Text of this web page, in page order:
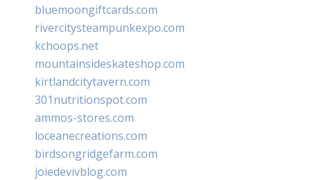
bluemoongiftcards.com
rivercitysteampunkexpo.com
kchoops.net
mountainsideskateshop.com
kirtlandcitytavern.com
301nutritionspot.com
ammos-stores.com
loceanecreations.com
birdsongridgefarm.com
joiedevivblog.com